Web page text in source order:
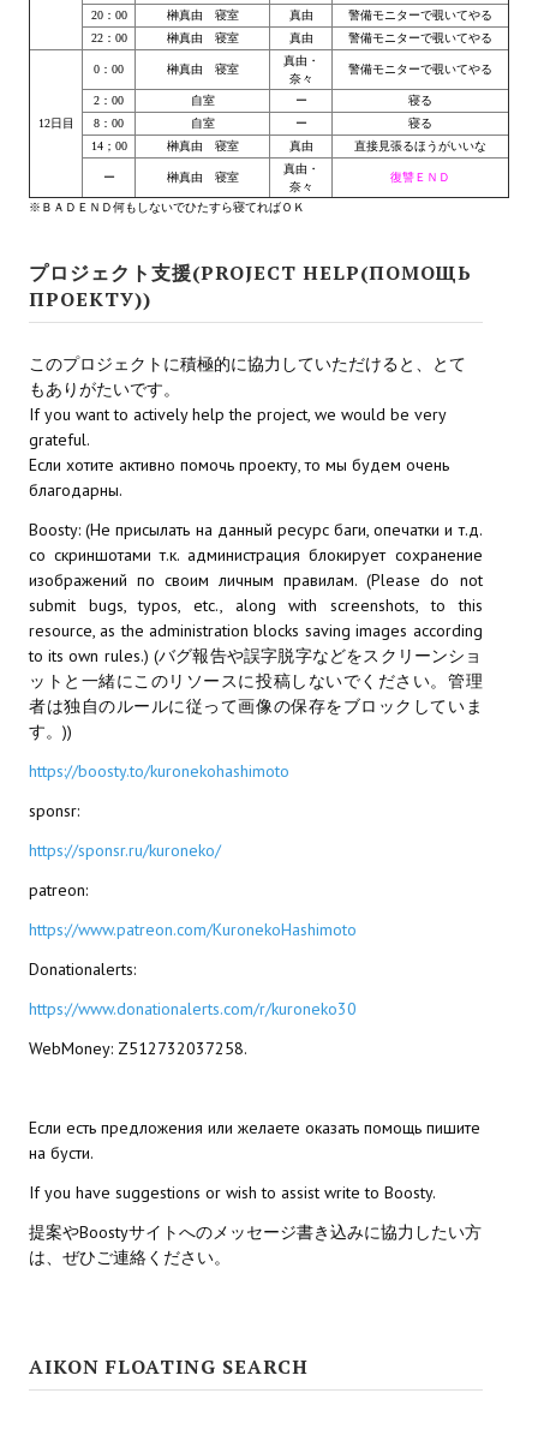
EURO comics
Manga List
USA comics
PC 18+
PC Otome VN
Vita VN
PSP VN
PS3 VN
PS2 VN
PS1 VN
PC FX VN
Saturn VN
HD REMASTERS (FAN EDITION) (HDリマスター（ファン・エディション）)
Doom 3 Remaster Fan Edition
Quake III Arena Remaster Fan Edition
Star Trek Voyager Elite Force Remaster Fan Edition
Aliens versus Predator 1 Remaster Fan Edition
Aliens versus Predator 2 Remaster Fan Edition
Age of Pirates: Caribbean Tales Remaster Fan Edition
20：00
榊真由 寝室 真由
警備モニターで覗いてやる
22：00
榊真由 寝室 真由 警備モニターで覗いてやる
12日目
0：00 榊真由 寝室
真由・
奈々
警備モニターで覗いてやる
2：00 自室 ー
寝る
8：00
自室 ー
寝る
14；00
榊真由 寝室 真由 直接見張るほうがいいな
ー 榊真由 寝室
真由・
奈々
復讐ＥＮＤ
※ＢＡＤＥＮＤ何もしないでひたすら寝てればＯＫ
プロジェクト支援(PROJECT HELP(ПОМОЩЬ
ПРОЕКТУ))
このプロジェクトに積極的に協力していただけると、とて
もありがたいです。
If you want to actively help the project, we would be very
grateful.
Если хотите активно помочь проекту, то мы будем очень
благодарны.
Boosty: (Не присылать на данный ресурс баги, опечатки и т.д.
со скриншотами т.к. администрация блокирует сохранение
изображений по своим личным правилам. (Please do not
submit bugs, typos, etc., along with screenshots, to this
resource, as the administration blocks saving images according
to its own rules.) (バグ報告や誤字脱字などをスクリーンショ
ットと一緒にこのリソースに投稿しないでください。管理
者は独自のルールに従って画像の保存をブロックしていま
す。))
https://boosty.to/kuronekohashimoto
sponsr:
https://sponsr.ru/kuroneko/
patreon:
https://www.patreon.com/KuronekoHashimoto
Donationalerts:
https://www.donationalerts.com/r/kuroneko30
WebMoney: Z512732037258.
Если есть предложения или желаете оказать помощь пишите
на бусти.
If you have suggestions or wish to assist write to Boosty.
提案やBoostyサイトへのメッセージ書き込みに協力したい方
は、ぜひご連絡ください。
AIKON FLOATING SEARCH